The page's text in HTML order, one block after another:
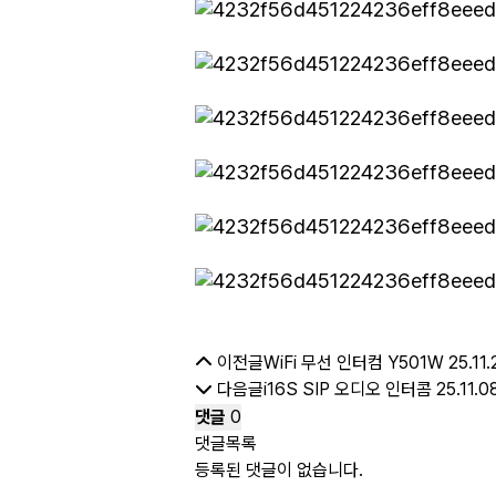
이전글WiFi 무선 인터컴 Y501W
다음글i16S SIP 오디오 인터콤
댓글 0
댓글목록
등록된 댓글이 없습니다.